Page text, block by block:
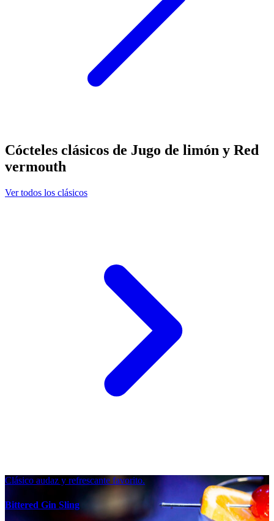
Cócteles clásicos de Jugo de limón y Red
vermouth
Ver todos los clásicos
Clásico audaz y refrescante favorito.
Bittered Gin Sling